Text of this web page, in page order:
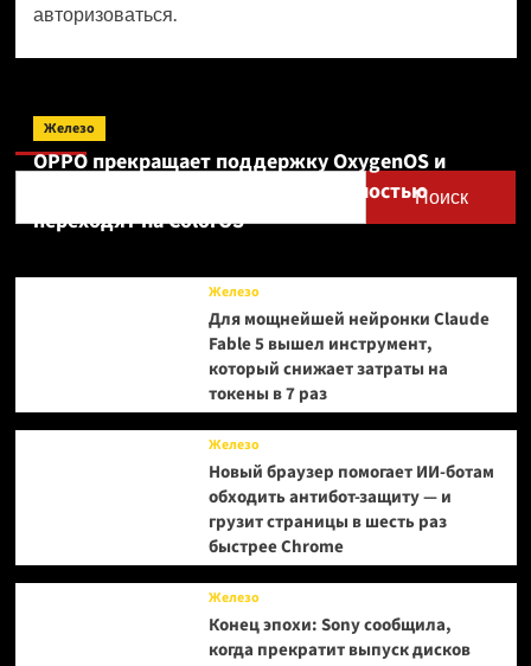
авторизоваться.
Поиск
Поиск
Железо
OPPO прекращает поддержку OxygenOS и
Realme UI — OnePlus и realme полностью
переходят на ColorOS
Железо
Для мощнейшей нейронки Claude
Fable 5 вышел инструмент,
который снижает затраты на
токены в 7 раз
Железо
Новый браузер помогает ИИ-ботам
обходить антибот-защиту — и
грузит страницы в шесть раз
быстрее Chrome
Железо
Конец эпохи: Sony сообщила,
когда прекратит выпуск дисков